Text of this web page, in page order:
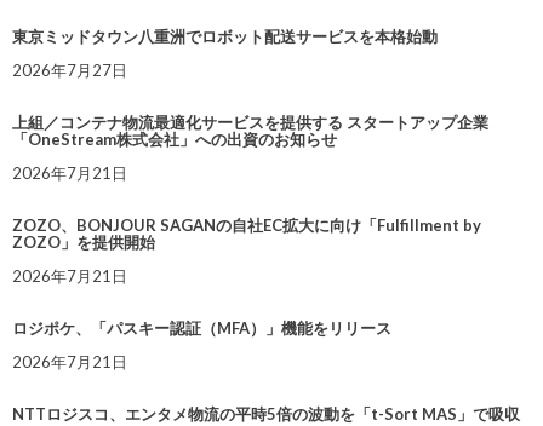
東京ミッドタウン八重洲でロボット配送サービスを本格始動
2026年7月27日
上組／コンテナ物流最適化サービスを提供する スタートアップ企業
「OneStream株式会社」への出資のお知らせ
2026年7月21日
ZOZO、BONJOUR SAGANの自社EC拡大に向け「Fulfillment by
ZOZO」を提供開始
2026年7月21日
ロジポケ、「パスキー認証（MFA）」機能をリリース
2026年7月21日
NTTロジスコ、エンタメ物流の平時5倍の波動を「t-Sort MAS」で吸収